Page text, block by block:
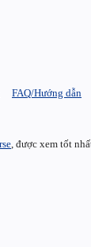
FAQ/Hướng dẫn
, được xem tốt